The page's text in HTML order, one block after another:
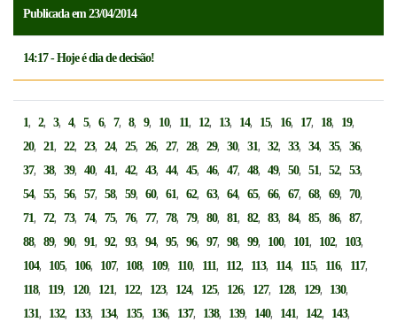
Publicada em 23/04/2014
14:17 - Hoje é dia de decisão!
1,2,3,4,5,6,7,8,9, 10, 11, 12, 13, 14, 15, 16, 17, 18, 19,
20,21,22,23,24,25,26,27,28,29,30,31,32,33,34,35,36,
37,38,39,40,41,42,43,44,45,46,47,48,49,50,51,52,53,
54,55,56,57,58,59,60,61,62,63,64,65,66,67,68,69,70,
71,72,73,74,75,76,77,78,79,80,81,82,83,84,85,86,87,
88,89,90,91,92,93,94,95,96,97,98,99, 100, 101, 102, 103,
104, 105, 106, 107, 108, 109, 110, 111, 112, 113, 114, 115, 116, 117,
118, 119, 120, 121, 122, 123, 124, 125, 126, 127, 128, 129, 130,
131, 132, 133, 134, 135, 136, 137, 138, 139, 140, 141, 142, 143,